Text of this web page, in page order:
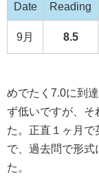
Date Reading
9月 8.5
めでたく7.0に到
ず低いですが、そ
た。正直１ヶ月
で、過去問で形式
た。